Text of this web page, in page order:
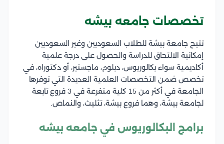
تخصصات جامعه بيشه
تتيح جامعة بيشة للطلاب السعوديين وغير السعوديين
إمكانية الالتحاق للدراسة والحصول على درجة علمية
أكاديمية سواء بكالوريوس، دبلوم، ماجستير، أو دكتوراه، في
تخصص ضمن التخصصات العلمية العديدة التي توفرها
الجامعة في أكثر من 15 كلية متفرعة في 3 فروع تابعة
لجامعة بيشة، وهما فروع بيشة، تثليث، والنماص.
برامج البكالوريوس في جامعه بيشه